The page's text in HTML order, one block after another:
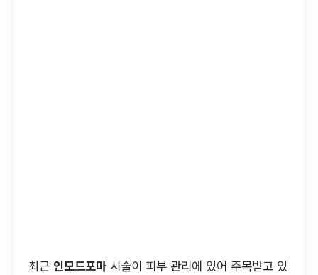
최근 인모드포마 시술이 피부 관리에 있어 주목받고 있